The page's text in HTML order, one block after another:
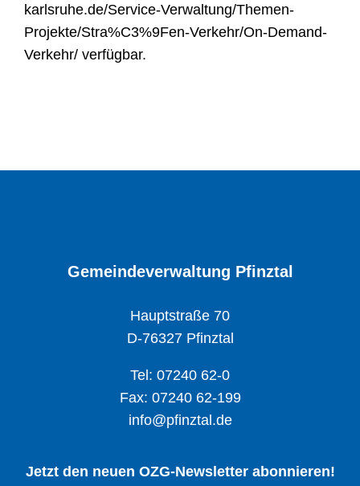
karlsruhe.de/Service-Verwaltung/Themen-
Projekte/Stra%C3%9Fen-Verkehr/On-Demand-
Verkehr/ verfügbar.
Gemeindeverwaltung Pfinztal
Hauptstraße 70
D-76327 Pfinztal
Tel: 07240 62-0
Fax: 07240 62-199
info@pfinztal.de
Jetzt den neuen OZG-Newsletter abonnieren!